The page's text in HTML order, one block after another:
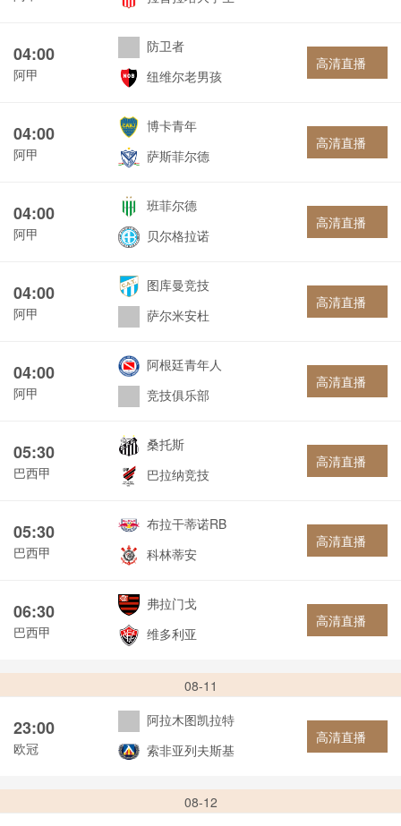
04:00
阿甲
防卫者
纽维尔老男孩
高清直播
04:00
阿甲
博卡青年
萨斯菲尔德
高清直播
04:00
阿甲
班菲尔德
贝尔格拉诺
高清直播
04:00
阿甲
图库曼竞技
萨尔米安杜
高清直播
04:00
阿甲
阿根廷青年人
竞技俱乐部
高清直播
05:30
巴西甲
桑托斯
巴拉纳竞技
高清直播
05:30
巴西甲
布拉干蒂诺RB
科林蒂安
高清直播
06:30
巴西甲
弗拉门戈
维多利亚
高清直播
08-11
23:00
欧冠
阿拉木图凯拉特
索非亚列夫斯基
高清直播
08-12